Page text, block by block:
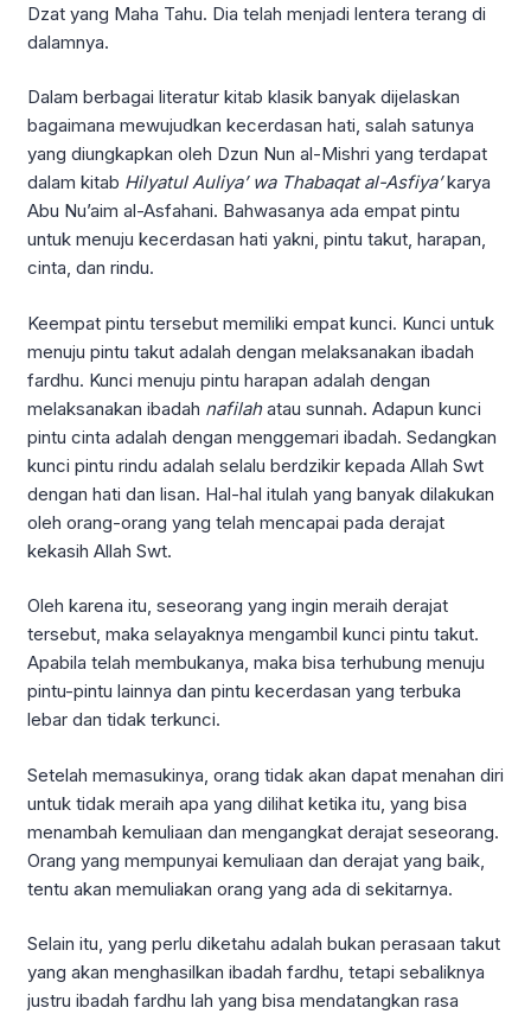
Dzat yang Maha Tahu. Dia telah menjadi lentera terang di
dalamnya.
Dalam berbagai literatur kitab klasik banyak dijelaskan
bagaimana mewujudkan kecerdasan hati, salah satunya
yang diungkapkan oleh Dzun Nun al-Mishri yang terdapat
dalam kitab Hilyatul Auliya’ wa Thabaqat al-Asfiya’karya
Abu Nu’aim al-Asfahani. Bahwasanya ada empat pintu
untuk menuju kecerdasan hati yakni, pintu takut, harapan,
cinta, dan rindu.
Keempat pintu tersebut memiliki empat kunci. Kunci untuk
menuju pintu takut adalah dengan melaksanakan ibadah
fardhu. Kunci menuju pintu harapan adalah dengan
melaksanakan ibadah nafilahatau sunnah. Adapun kunci
pintu cinta adalah dengan menggemari ibadah. Sedangkan
kunci pintu rindu adalah selalu berdzikir kepada Allah Swt
dengan hati dan lisan. Hal-hal itulah yang banyak dilakukan
oleh orang-orang yang telah mencapai pada derajat
kekasih Allah Swt.
Oleh karena itu, seseorang yang ingin meraih derajat
tersebut, maka selayaknya mengambil kunci pintu takut.
Apabila telah membukanya, maka bisa terhubung menuju
pintu-pintu lainnya dan pintu kecerdasan yang terbuka
lebar dan tidak terkunci.
Setelah memasukinya, orang tidak akan dapat menahan diri
untuk tidak meraih apa yang dilihat ketika itu, yang bisa
menambah kemuliaan dan mengangkat derajat seseorang.
Orang yang mempunyai kemuliaan dan derajat yang baik,
tentu akan memuliakan orang yang ada di sekitarnya.
Selain itu, yang perlu diketahu adalah bukan perasaan takut
yang akan menghasilkan ibadah fardhu, tetapi sebaliknya
justru ibadah fardhu lah yang bisa mendatangkan rasa